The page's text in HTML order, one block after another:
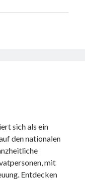
sich als ein
den nationalen
mit
Entdecken